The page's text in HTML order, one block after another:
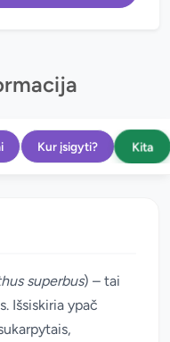
Kur įsigyti? Kita
superbus) – tai
Išsiskiria ypač